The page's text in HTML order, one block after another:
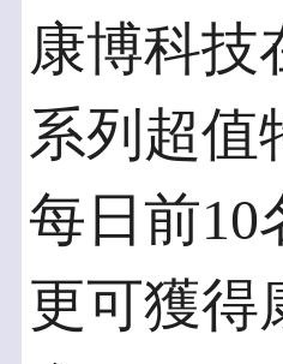
康博科技
系列超值
每日前10
更可獲得